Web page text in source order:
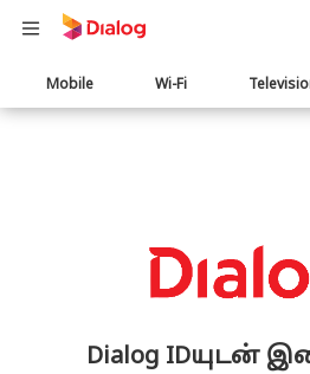
Main
navigation
Mobile Wi-Fi
Dialog IDயுடன்